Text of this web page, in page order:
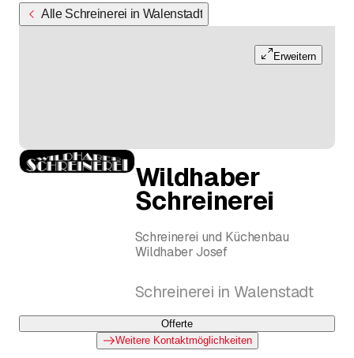
Alle Schreinerei in Walenstadt
Erweitern
Wildhaber
Schreinerei
Schreinerei und Küchenbau
Wildhaber Josef
Schreinerei in Walenstadt
Offerte
Weitere Kontaktmöglichkeiten